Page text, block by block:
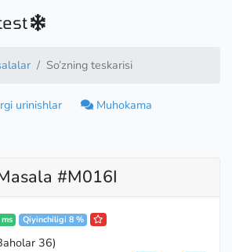
So’zning teskarisi
urinishlar
Muhokama
#M016I
Qiyinchiligi 8 %
36)